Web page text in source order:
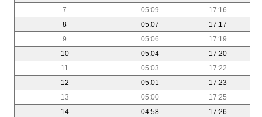
7
05:09
17:16
8
05:07
17:17
9
05:06
17:19
10
05:04
17:20
11
05:03
17:22
12
05:01
17:23
13
05:00
17:25
14
04:58
17:26